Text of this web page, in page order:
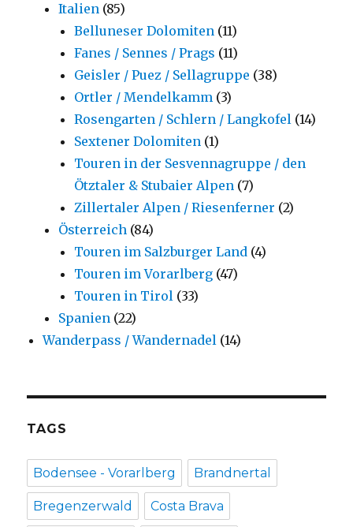
Italien (85)
Belluneser Dolomiten (11)
Fanes / Sennes / Prags (11)
Geisler / Puez / Sellagruppe (38)
Ortler / Mendelkamm (3)
Rosengarten / Schlern / Langkofel (14)
Sextener Dolomiten (1)
Touren in der Sesvennagruppe / den
Ötztaler & Stubaier Alpen (7)
Zillertaler Alpen / Riesenferner (2)
Österreich (84)
Touren im Salzburger Land (4)
Touren im Vorarlberg (47)
Touren in Tirol (33)
Spanien (22)
Wanderpass / Wandernadel (14)
TAGS
Bodensee - Vorarlberg Brandnertal
Bregenzerwald Costa Brava